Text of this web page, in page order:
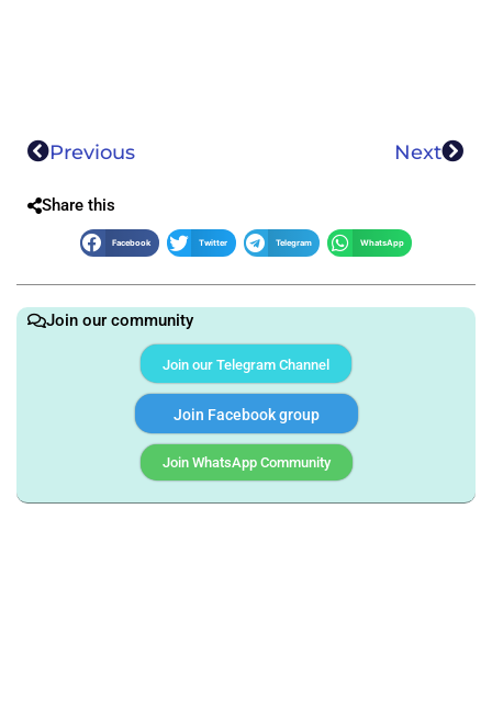
Previous Next
Share this
Facebook Twitter Telegram WhatsApp
Join our community
Join our Telegram Channel
Join Facebook group
Join WhatsApp Community